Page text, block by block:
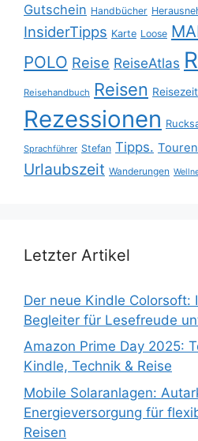
Gutschein Handbücher
InsiderTipps Karte Loose
POLO Reise ReiseAtlas
Reisehandbuch Reisen Reisezeit
Rezessionen
Sprachführer Stefan Tipps.
Urlaubszeit Wanderungen
Letzter Artikel
Der neue Kindle Colorsoft:
Begleiter für Lesefreude
Amazon Prime Day 2025:
Kindle, Technik & Reise
Mobile Solaranlagen:
Energieversorgung für
Reisen